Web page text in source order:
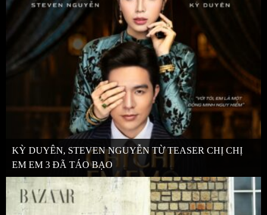
KỲ DUYÊN, STEVEN NGUYỄN TỪ TEASER CHỊ CHỊ
EM EM 3 ĐÃ TÁO BẠO